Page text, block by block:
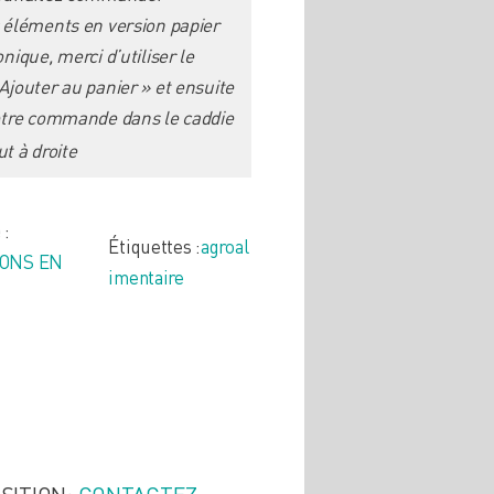
en version papier
merci d’utiliser le
au panier » et ensuite
commande dans le caddie
à droite
EN
Étiquettes :agroal
imentaire